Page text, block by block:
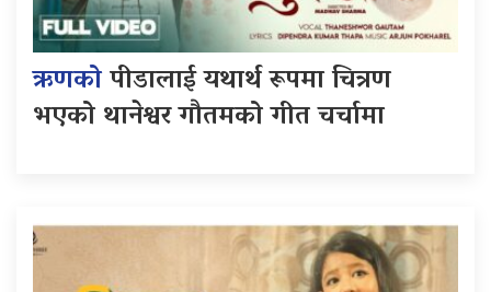
ऋणकोपीडालाई यथार्थ रूपमा चित्रण
भएको थानेश्वर गौतमको गीत चर्चामा